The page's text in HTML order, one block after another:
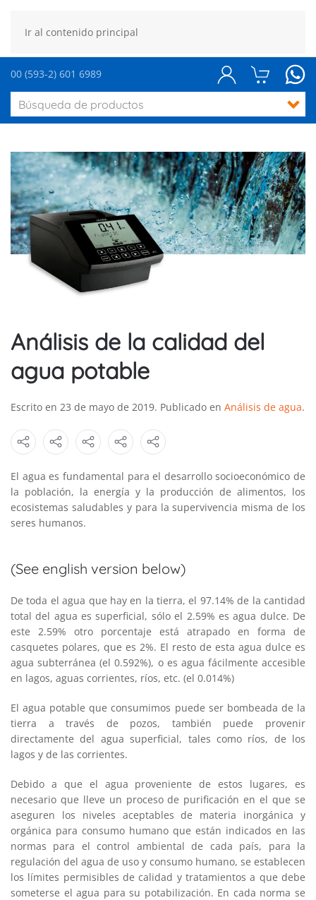
Ir al contenido principal
00 (593-2) 601 6989
Análisis de la calidad del
agua potable
Escrito en 23 de mayo de 2019. Publicado en Análisis de agua.
El agua es fundamental para el desarrollo socioeconómico de
la población, la energía y la producción de alimentos, los
ecosistemas saludables y para la supervivencia misma de los
seres humanos.
(See english version below)
De toda el agua que hay en la tierra, el 97.14% de la cantidad
total del agua es superficial, sólo el 2.59% es agua dulce. De
este 2.59% otro porcentaje está atrapado en forma de
casquetes polares, que es 2%. El resto de esta agua dulce es
agua subterránea (el 0.592%), o es agua fácilmente accesible
en lagos, aguas corrientes, ríos, etc. (el 0.014%)
El agua potable que consumimos puede ser bombeada de la
tierra a través de pozos, también puede provenir
directamente del agua superficial, tales como ríos, de los
lagos y de las corrientes.
Debido a que el agua proveniente de estos lugares, es
necesario que lleve un proceso de purificación en el que se
aseguren los niveles aceptables de materia inorgánica y
orgánica para consumo humano que están indicados en las
normas para el control ambiental de cada país, para la
regulación del agua de uso y consumo humano, se establecen
los límites permisibles de calidad y tratamientos a que debe
someterse el agua para su potabilización. En cada norma se